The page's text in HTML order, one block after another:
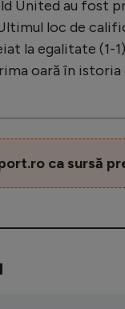
United au fost
loc de
la egalitate (1-
oară în
ca sursă